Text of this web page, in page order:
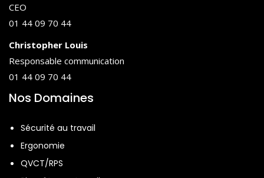
CEO
01 44 09 70 44
Christopher Louis
Responsable communication
01 44 09 70 44
Nos Domaines
Sécurité au travail
Ergonomie
QVCT/RPS